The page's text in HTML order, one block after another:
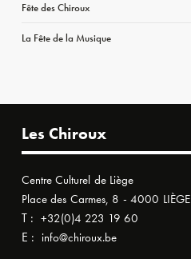
Fête des Chiroux
La Fête de la Musique
Les Chiroux
Centre Culturel de Liège
Place des Carmes, 8 - 4000 LIÈGE
T : +32(0)4 223 19 60
E : info@chiroux.be